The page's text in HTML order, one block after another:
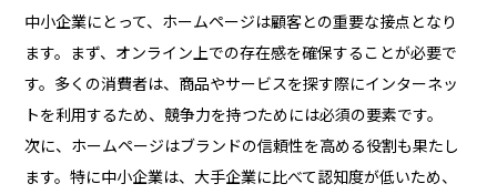
中小企業にとって、ホームページは顧客との重要な接点となり
ます。まず、オンライン上での存在感を確保することが必要で
す。多くの消費者は、商品やサービスを探す際にインターネッ
トを利用するため、競争力を持つためには必須の要素です。
次に、ホームページはブランドの信頼性を高める役割も果たし
ます。特に中小企業は、大手企業に比べて認知度が低いため、